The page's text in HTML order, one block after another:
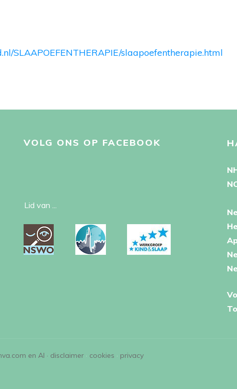
SLAAPOEFENTHERAPIE/slaapoefentherapie.html
VOLG ONS OP FACEBOOK
Lid van ...
en AI · disclaimer · cookies · privacy